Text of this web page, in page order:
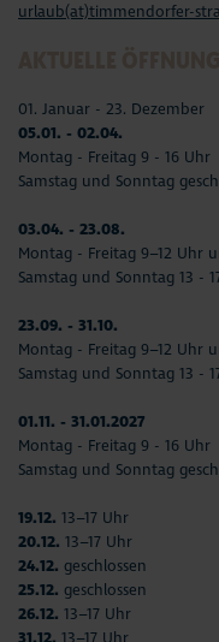
urlaub(at)timmendorfer-
01. Januar - 23. Dezember
05.01. - 02.04.
Montag - Freitag 9 - 16 Uhr
Samstag und Sonntag
03.04. - 23.08.
Montag - Freitag 9–12 Uhr
Samstag und Sonntag 13 -
23.09. - 31.10.
Montag - Freitag 9–12 Uhr
Samstag und Sonntag 13 -
01.11. - 31.01.2027
Montag - Freitag 9 - 16 Uhr
Samstag und Sonntag
19.12. 13–17 Uhr
20.12. 13–17 Uhr
24.12. geschlossen
25.12. geschlossen
26.12. 13–17 Uhr